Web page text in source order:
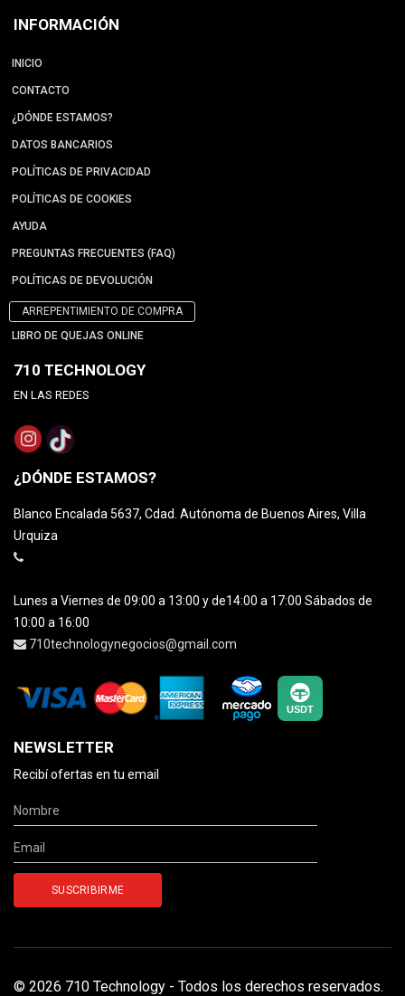
INFORMACIÓN
INICIO
CONTACTO
¿DÓNDE ESTAMOS?
DATOS BANCARIOS
POLÍTICAS DE PRIVACIDAD
POLÍTICAS DE COOKIES
AYUDA
PREGUNTAS FRECUENTES (FAQ)
POLÍTICAS DE DEVOLUCIÓN
ARREPENTIMIENTO DE COMPRA
LIBRO DE QUEJAS ONLINE
710 TECHNOLOGY
EN LAS REDES
¿DÓNDE ESTAMOS?
Blanco Encalada 5637, Cdad. Autónoma de Buenos Aires, Villa
Urquiza
Lunes a Viernes de 09:00 a 13:00 y de14:00 a 17:00 Sábados de
10:00 a 16:00
710technologynegocios@gmail.com
NEWSLETTER
Recibí ofertas en tu email
© 2026 710 Technology - Todos los derechos reservados.